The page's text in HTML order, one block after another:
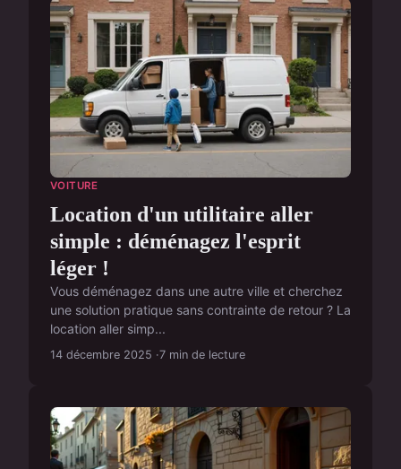
VOITURE
Location d'un utilitaire aller
simple : déménagez l'esprit
léger !
Vous déménagez dans une autre ville et cherchez
une solution pratique sans contrainte de retour ? La
location aller simp...
14 décembre 2025 7 min de lecture